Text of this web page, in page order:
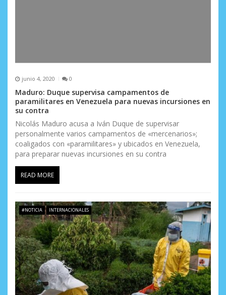
junio 4, 2020 0
Maduro: Duque supervisa campamentos de
paramilitares en Venezuela para nuevas incursiones en
su contra
Nicolás Maduro acusa a Iván Duque de supervisar
personalmente varios campamentos de «mercenarios»;
coaligados con «paramilitares» y ubicados en Venezuela,
para preparar nuevas incursiones en su contra
READ MORE
#NOTICIA INTERNACIONALES